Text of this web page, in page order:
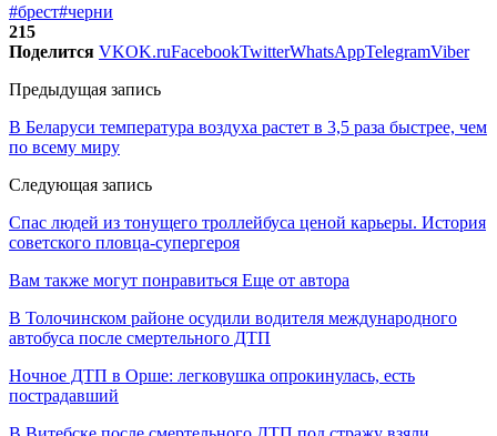
#брест#черни
215
Поделится VKOK.ruFacebookTwitterWhatsAppTelegramViber
Предыдущая запись
В Беларуси температура воздуха растет в 3,5 раза быстрее, чем
по всему миру
Следующая запись
Спас людей из тонущего троллейбуса ценой карьеры. История
советского пловца-супергероя
Вам также могут понравиться Еще от автора
В Толочинском районе осудили водителя международного
автобуса после смертельного ДТП
Ночное ДТП в Орше: легковушка опрокинулась, есть
пострадавший